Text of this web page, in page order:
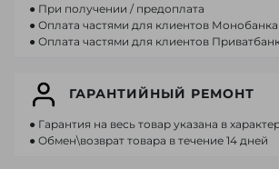
● При получении / предоплата
● Оплата частями для клиентов
● Оплата частями для клиентов
ГАРАНТИЙНЫЙ РЕМОНТ
● Гарантия на весь товар указана в
● Обмен\возврат товара в течение 14 дней